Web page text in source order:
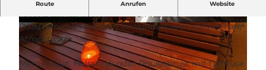
© Guidle.com © Guidle.com
Route Anrufen Website
Beste Unterhaltung mit Live Musik.
Dazu feines Badi-Essen in wunderbarer Hallwilersee-
Atmosphäre.
Menu (Salat, Halssteak oder Pouletbrust mit Gemüse